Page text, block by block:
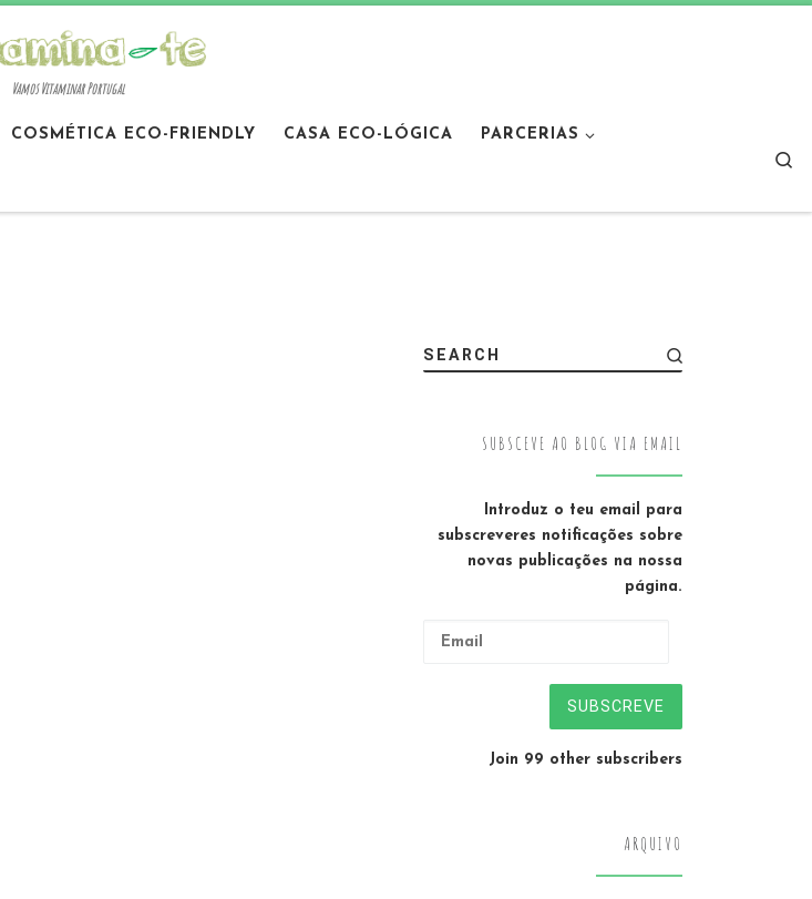
Vamos Vitaminar Portugal
COSMÉTICA ECO-FRIENDLY CASA ECO-LÓGICA PARCERIAS
SEARCH
SUBSCEVE AO BLOG VIA EMAIL
Introduz o teu email para
subscreveres notificações sobre
novas publicações na nossa
página.
SUBSCREVE
Join 99 other subscribers
ARQUIVO